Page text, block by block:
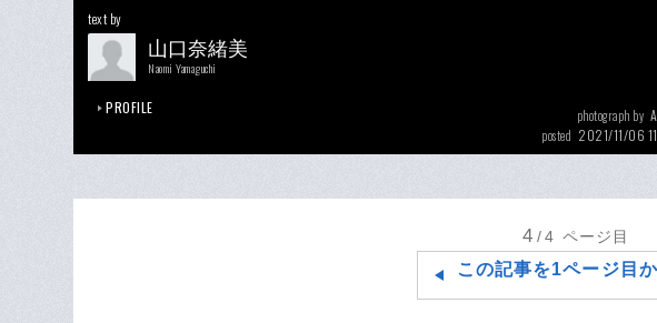
text by
山口奈緒美
Naomi Yamaguchi
PROFILE photograph by
posted 2021/11/06
4 /4 ページ目
この記事を1ページ目